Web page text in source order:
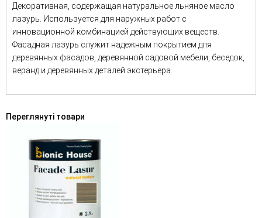
Декоративная, содержащая натуральное льняное масло
лазурь. Используется для наружных работ с
инновационной комбинацией действующих веществ.
Фасадная лазурь служит надежным покрытием для
деревянных фасадов, деревянной садовой мебели, беседок,
веранд и деревянных деталей экстерьера.
Переглянуті товари